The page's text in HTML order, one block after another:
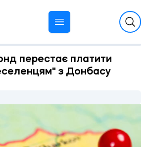
перестає платити
з Донбасу